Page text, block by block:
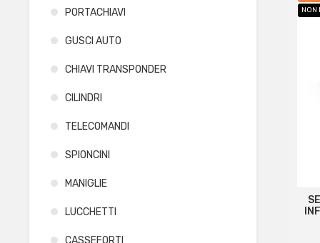
PORTACHIAVI
GUSCI AUTO
CHIAVI TRANSPONDER
CILINDRI
TELECOMANDI
SPIONCINI
MANIGLIE
LUCCHETTI
CASSEFORTI
NON